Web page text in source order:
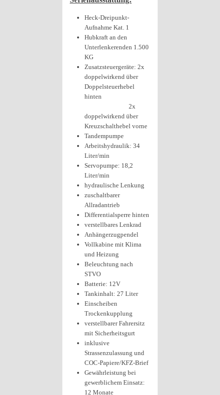
Heck-Dreipunkt-
Aufnahme Kat. 1
Hubkraft an den
Unterlenkerenden 1.500
KG
Zusatzsteuergeräte: 2x
doppelwirkend über
Doppelsteuerhebel
hinten
2x
doppelwirkend über
Kreuzschalthebel vorne
Tandempumpe
Arbeitshydraulik: 34
Liter/min
Servopumpe: 18,2
Liter/min
hydraulische Lenkung
zuschaltbarer
Allradantrieb
Differentialsperre hinten
verstellbares Lenkrad
Anhängerzugpendel
Vollkabine mit Klima
und Heizung
Beleuchtung nach
STVO
Batterie: 12V
Tankinhalt: 27 Liter
Einscheiben
Trockenkupplung
verstellbarer Fahrersitz
mit Sicherheitsgurt
inklusive
Strassenzulassung und
COC-Papiere/KFZ-Brief
Gewährleistung bei
gewerblichem Einsatz:
12 Monate